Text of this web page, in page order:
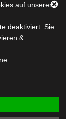
auf unserer
deaktiviert. Sie
&